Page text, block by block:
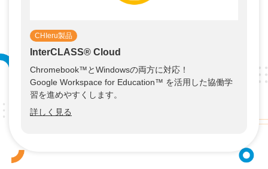
CHIeru製品
InterCLASS®︎ Cloud
Chromebook™とWindowsの両方に対応！
Google Workspace for Education™ を活用した協働学
習を進めやすくします。
詳しく見る